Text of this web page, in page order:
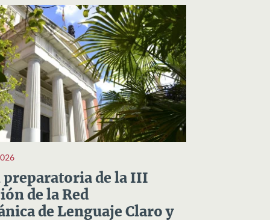
preparatoria de la III
de la Red
de Lenguaje Claro y